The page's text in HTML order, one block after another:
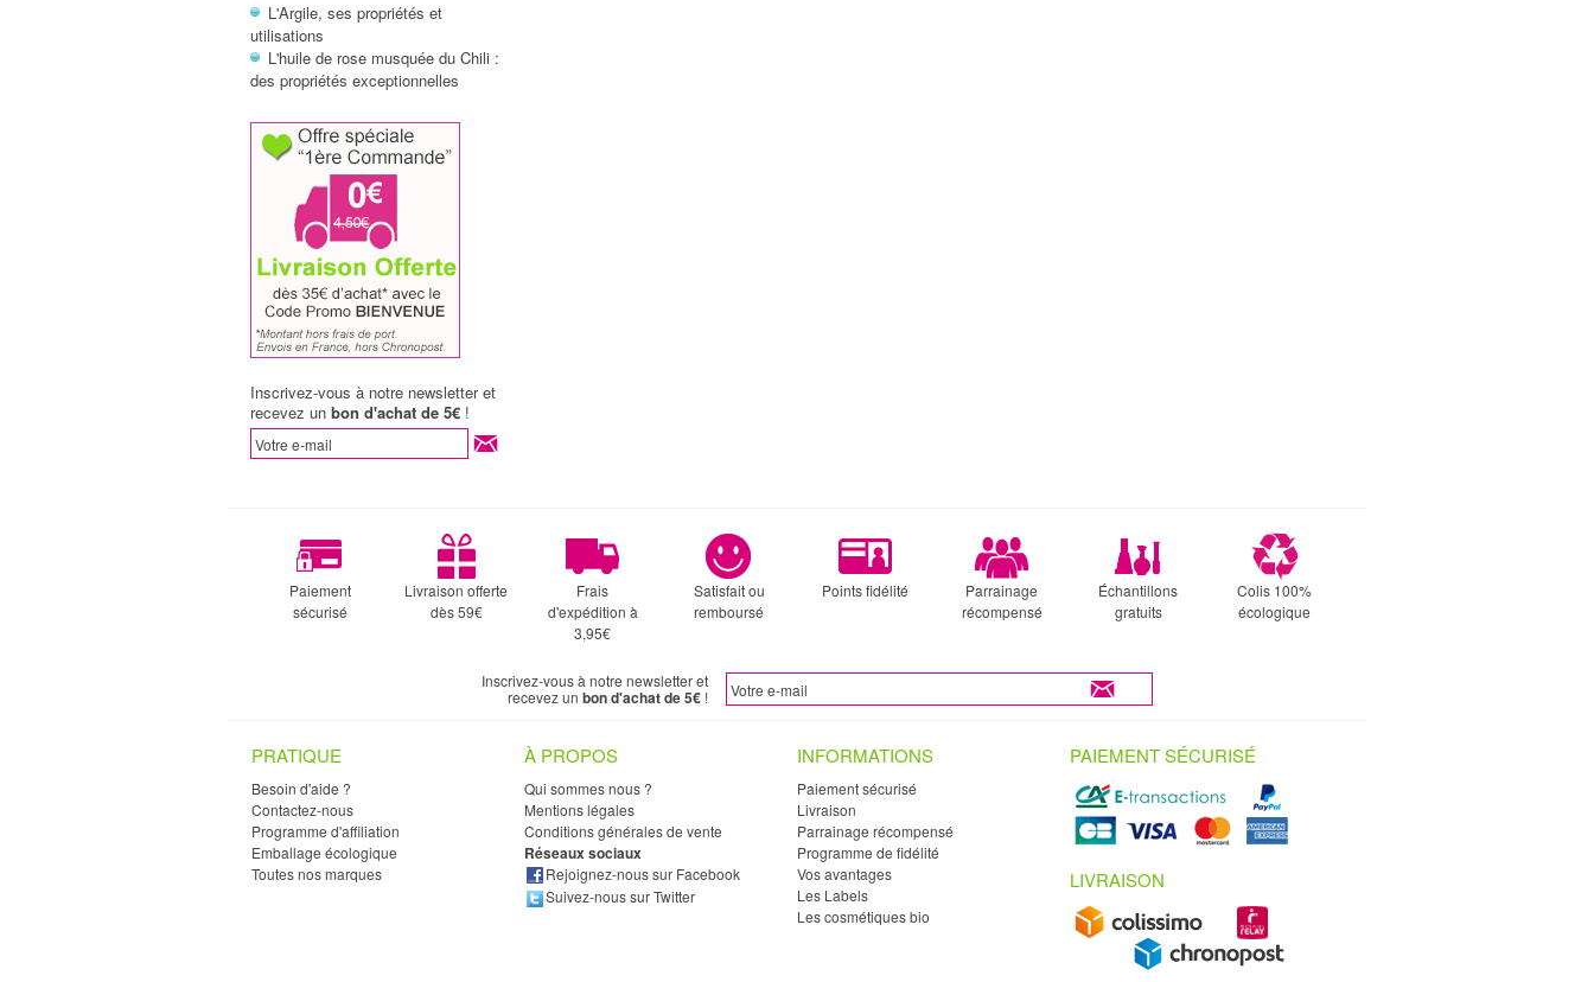
L'Argile, ses propriétés et
utilisations
L'huile de rose musquée du Chili :
des propriétés exceptionnelles
Inscrivez-vous à notre newsletter et
recevez unbon d'achat de 5€ !
Paiement
sécurisé
Livraison offerte
dès 59€
Frais
d'expédition à
3,95€
Satisfait ou
remboursé
Points fidélité
Parrainage
récompensé
Échantillons
gratuits
Colis 100%
écologique
Inscrivez-vous à notre newsletter et
recevez un bon d'achat de 5€ !
PRATIQUE
Besoin d'aide ?
Contactez-nous
Programme d'affiliation
Emballage écologique
Toutes nos marques
À PROPOS
Qui sommes nous ?
Mentions légales
Conditions générales de vente
Réseaux sociaux
Rejoignez-nous sur Facebook
Suivez-nous sur Twitter
INFORMATIONS
Paiement sécurisé
Livraison
Parrainage récompensé
Programme de fidélité
Vos avantages
Les Labels
Les cosmétiques bio
PAIEMENT SÉCURISÉ
LIVRAISON